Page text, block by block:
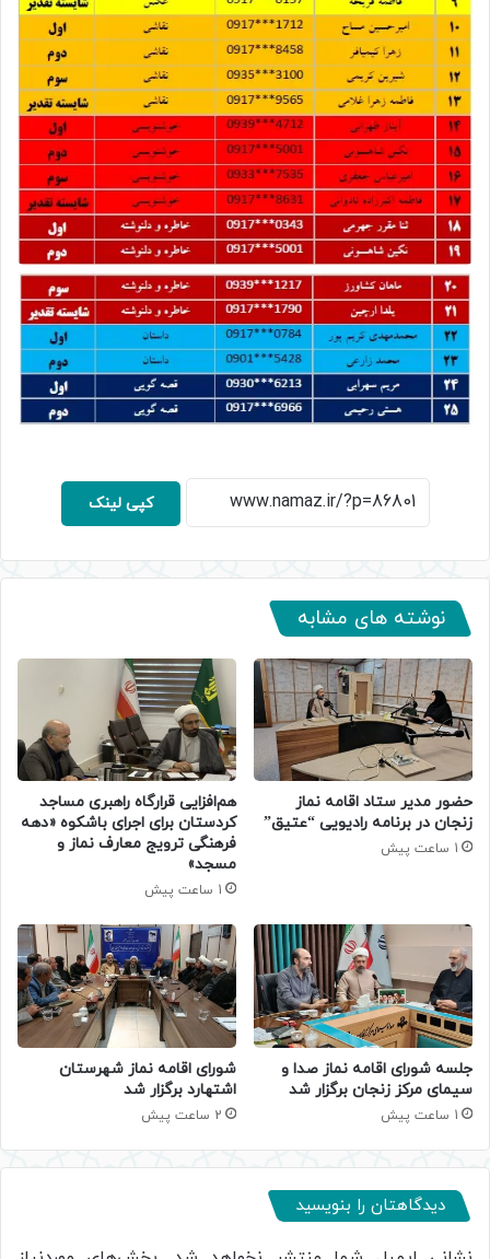
کپی لینک
نوشته های مشابه
حضور مدیر ستاد اقامه نماز
زنجان در برنامه رادیویی “عتیق”
1 ساعت پیش
هم‌افزایی قرارگاه راهبری مساجد
کردستان برای اجرای باشکوه «دهه
فرهنگی ترویج معارف نماز و
مسجد»
1 ساعت پیش
جلسه شورای اقامه نماز صدا و
سیمای مرکز زنجان برگزار شد
1 ساعت پیش
شورای اقامه نماز شهرستان
اشتهارد برگزار شد
2 ساعت پیش
دیدگاهتان را بنویسید